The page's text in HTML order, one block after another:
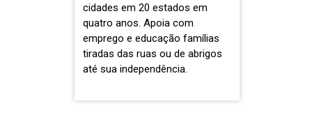
cidades em 20 estados em
quatro anos. Apoia com
emprego e educação famílias
tiradas das ruas ou de abrigos
até sua independência.